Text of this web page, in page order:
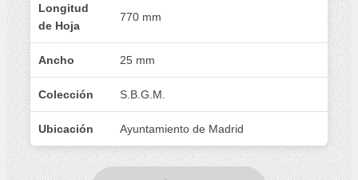
Longitud
de Hoja
770 mm
Ancho 25 mm
Colección S.B.G.M.
Ubicación Ayuntamiento de Madrid